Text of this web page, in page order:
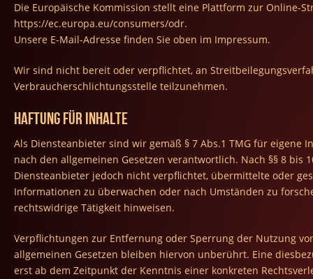
Die Europäische Kommission stellt eine Plattform zur Online-
https://ec.europa.eu/consumers/odr.
Unsere E-Mail-Adresse finden Sie oben im Impressum.
Wir sind nicht bereit oder verpflichtet, an
Verbraucherschlichtungsstelle teilzunehmen.
Haftung für Inhalte
Als Diensteanbieter sind wir gemäß § 7 Abs.1 TMG für eigene
nach den allgemeinen Gesetzen verantwortlich. Nach §§ 8 bis
Diensteanbieter jedoch nicht verpflichtet, übermittelte oder
Informationen zu überwachen oder nach Umständen zu
rechtswidrige Tätigkeit hinweisen.
Verpflichtungen zur Entfernung oder Sperrung der Nutzung
allgemeinen Gesetzen bleiben hiervon unberührt. Eine
erst ab dem Zeitpunkt der Kenntnis einer konkreten